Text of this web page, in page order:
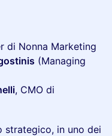
di Nonna Marketing
(Managing
, CMO di
strategico, in uno dei